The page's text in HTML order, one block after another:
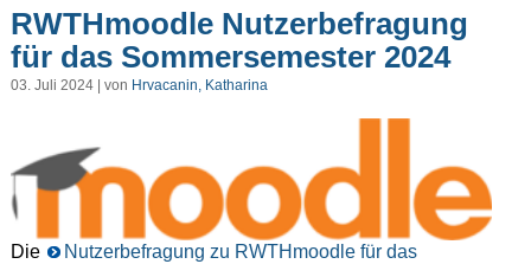
RWTHmoodle Nutzerbefragung
für das Sommersemester 2024
03. Juli 2024 | von Hrvacanin, Katharina
Die
Nutzerbefragung zu RWTHmoodle für das